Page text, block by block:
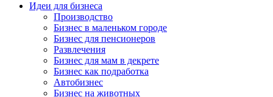
Идеи для бизнеса
Производство
Бизнес в маленьком городе
Бизнес для пенсионеров
Развлечения
Бизнес для мам в декрете
Бизнес как подработка
Автобизнес
Бизнес на животных